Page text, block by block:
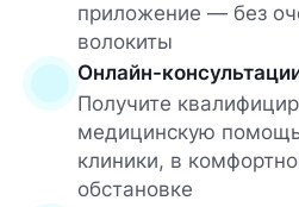
приложение — без
волокиты
Онлайн-
Получите
медицинскую
клиники, в
обстановке